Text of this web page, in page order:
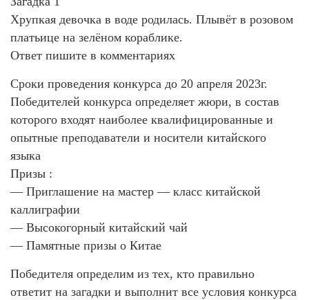
Хрупкая девочка в воде родилась. Плывёт в розовом
платьице на зелёном кораблике.
Ответ пишите в комментариях
Сроки проведения конкурса до 20 апреля 2023г.
Победителей конкурса определяет жюри, в состав
которого входят наиболее квалифицированные и
опытные преподаватели и носители китайского
языка
Призы :
— Приглашение на мастер — класс китайской
каллиграфии
— Высокогорный китайский чай
— Памятные призы о Китае
Победителя определим из тех, кто правильно
ответит на загадки и выполнит все условия конкурса